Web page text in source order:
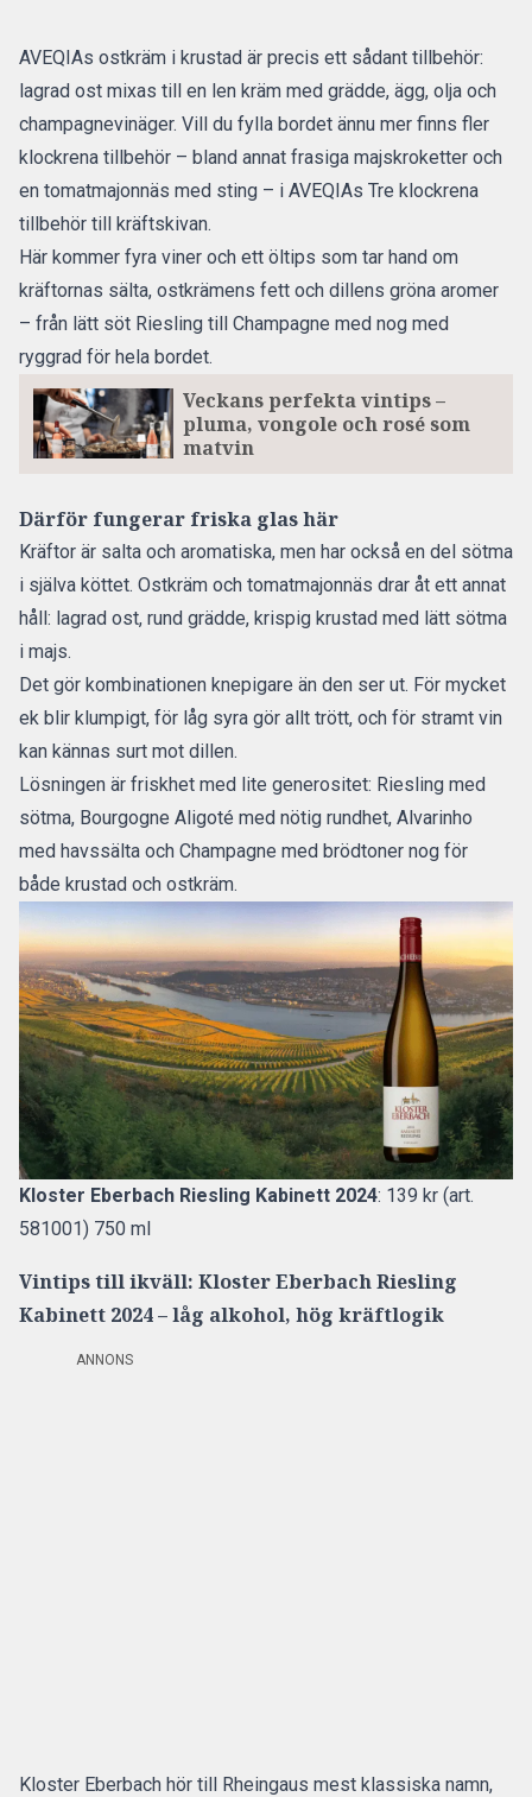
AVEQIAs ostkräm i krustad är precis ett sådant tillbehör:
lagrad ost mixas till en len kräm med grädde, ägg, olja och
champagnevinäger. Vill du fylla bordet ännu mer finns fler
klockrena tillbehör – bland annat frasiga majskroketter och
en tomatmajonnäs med sting – i AVEQIAs Tre klockrena
tillbehör till kräftskivan.
Här kommer fyra viner och ett öltips som tar hand om
kräftornas sälta, ostkrämens fett och dillens gröna aromer
– från lätt söt Riesling till Champagne med nog med
ryggrad för hela bordet.
Veckans perfekta vintips –
pluma, vongole och rosé som
matvin
Därför fungerar friska glas här
Kräftor är salta och aromatiska, men har också en del sötma
i själva köttet. Ostkräm och tomatmajonnäs drar åt ett annat
håll: lagrad ost, rund grädde, krispig krustad med lätt sötma
i majs.
Det gör kombinationen knepigare än den ser ut. För mycket
ek blir klumpigt, för låg syra gör allt trött, och för stramt vin
kan kännas surt mot dillen.
Lösningen är friskhet med lite generositet: Riesling med
sötma, Bourgogne Aligoté med nötig rundhet, Alvarinho
med havssälta och Champagne med brödtoner nog för
både krustad och ostkräm.
Kloster Eberbach Riesling Kabinett 2024: 139 kr (art.
581001) 750 ml
Vintips till ikväll: Kloster Eberbach Riesling
Kabinett 2024 – låg alkohol, hög kräftlogik
ANNONS
Kloster Eberbach hör till Rheingaus mest klassiska namn,